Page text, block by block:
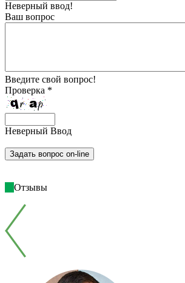
Неверный ввод!
Ваш вопрос
Введите свой вопрос!
Проверка *
Неверный Ввод
Отзывы